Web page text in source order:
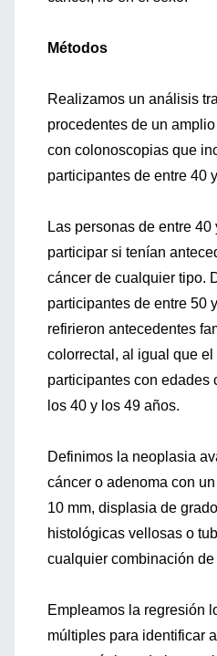
Métodos
Realizamos un análisis
procedentes de un
con colonoscopias que
participantes de entre 40
Las personas de entre
participar si tenían
cáncer de cualquier tipo.
participantes de entre 50
refirieron antecedentes
colorrectal, al igual que
participantes con edades
los 40 y los 49 años.
Definimos la neoplasia
cáncer o adenoma con
10 mm, displasia de
histológicas vellosas o
cualquier combinación
Empleamos la regresión
múltiples para identificar